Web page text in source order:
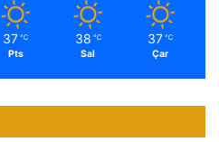
37 ℃
Pts
38 ℃
Sal
37 ℃
Çar